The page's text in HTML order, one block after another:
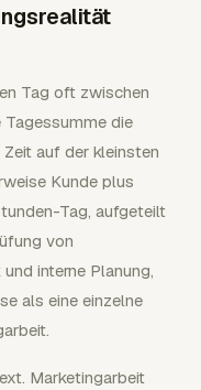
Tag oft zwischen
Tagessumme die
auf der kleinsten
Kunde plus
Tag, aufgeteilt
von
interne Planung,
als eine einzelne
Marketingarbeit